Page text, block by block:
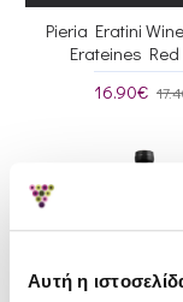
Αυτή η
Pieria Eratini
Erateines
16.90€